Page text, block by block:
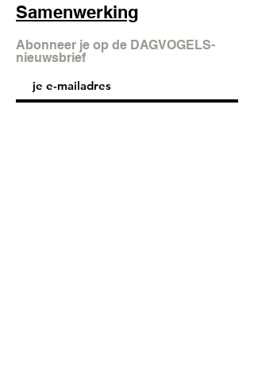
Samenwerking
Abonneer je op de DAGVOGELS-
nieuwsbrief